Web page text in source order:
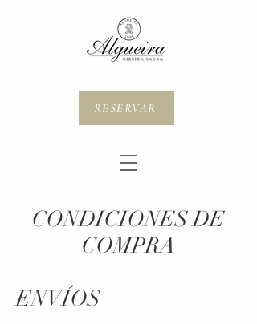
RESERVAR
CONDICIONES DE
COMPRA
ENVÍOS